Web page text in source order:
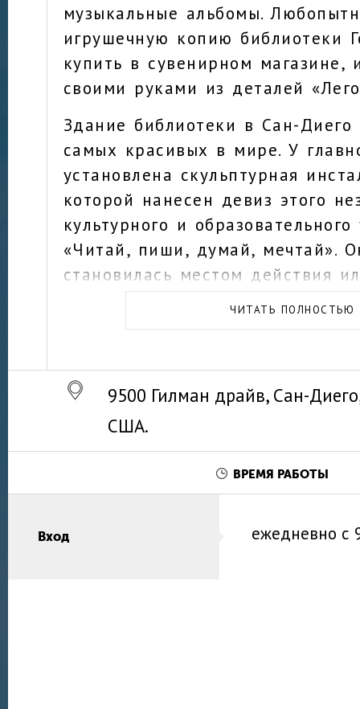
музыкальные альбомы.
игрушечную копию библиотеки
купить в сувенирном магазине,
своими руками из деталей
Здание библиотеки в Сан-
самых красивых в мире. У
установлена скульптурная
которой нанесен девиз этого
культурного и
«Читай, пиши, думай, мечтай».
становилась местом действия
кадр популярных голливудских
фильмов.
ЧИТАТЬ ПОЛНОСТЬЮ
9500 Гилман драйв, Сан-
США.
ВРЕМЯ РАБОТЫ
Вход ежедневно с